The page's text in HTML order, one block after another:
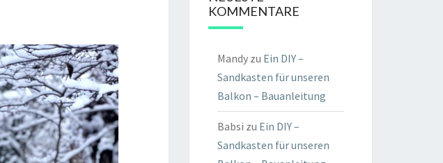
KOMMENTARE
Mandyzu Ein DIY –
Sandkasten für unseren
Balkon – Bauanleitung
Babsi zu Ein DIY –
Sandkasten für unseren